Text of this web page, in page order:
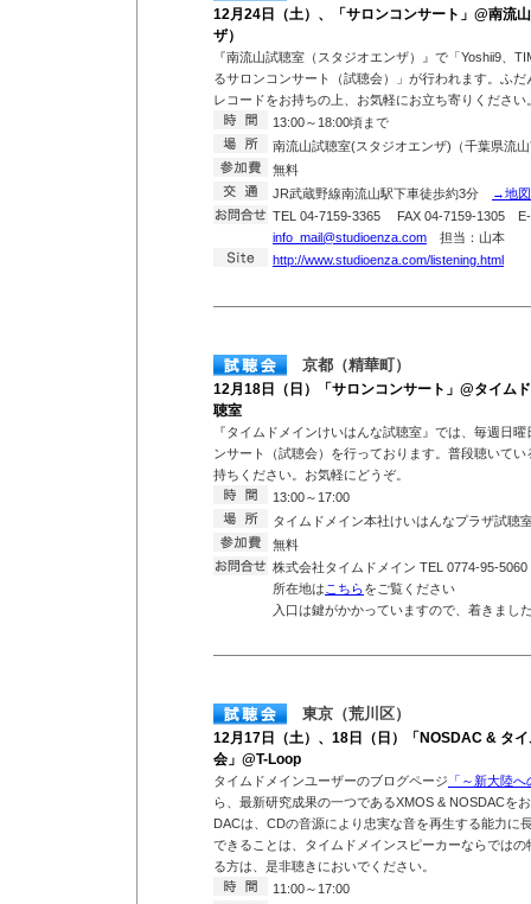
12月24日（土）、「サロンコンサート」@南流
ザ）
『南流山試聴室（スタジオエンザ）』で「Yoshii9、
るサロンコンサート（試聴会）」が行われます。ふ
レコードをお持ちの上、お気軽にお立ち寄りください
13:00～18:00頃まで
南流山試聴室(スタジオエンザ)（千葉県流
無料
JR武蔵野線南流山駅下車徒歩約3分
→地
TEL 04-7159-3365 FAX 04-7159-1305 E-
info_mail@studioenza.com 担当：山本
http://www.studioenza.com/listening.html
京都（精華町）
12月18日（日）「サロンコンサート」@タイム
聴室
『タイムドメインけいはんな試聴室』では、毎週日
ンサート（試聴会）を行っております。普段聴いて
持ちください。お気軽にどうぞ。
13:00～17:00
タイムドメイン本社けいはんなプラザ試聴
無料
株式会社タイムドメイン TEL 0774-95-5060
所在地は こちらをご覧ください
入口は鍵がかかっていますので、着きまし
東京（荒川区）
12月17日（土）、18日（日）「NOSDAC & タ
会」@T-Loop
タイムドメインユーザーのブログページ 「～新大陸
ら、最新研究成果の一つであるXMOS & NOSDACを
DACは、CDの音源により忠実な音を再生する能力に
できることは、タイムドメインスピーカーならでは
る方は、是非聴きにおいでください。
11:00～17:00